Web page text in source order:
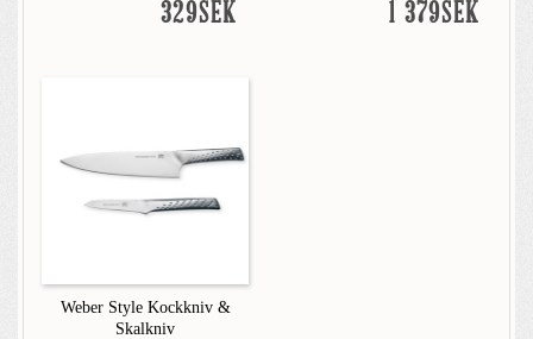
329SEK 1 379SEK
Weber Style Kockkniv &
Skalkniv